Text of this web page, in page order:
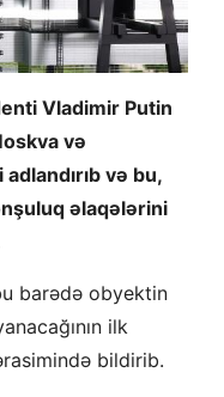
Vladimir Putin
və
və bu,
əlaqələrini
barədə obyektin
ilk
bildirib.